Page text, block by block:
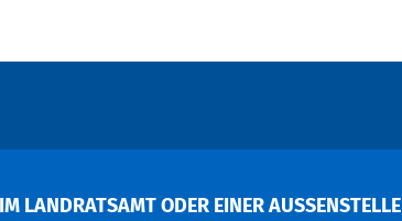
LANDRATSAMT ODER EINER AUSSENSTELLE V